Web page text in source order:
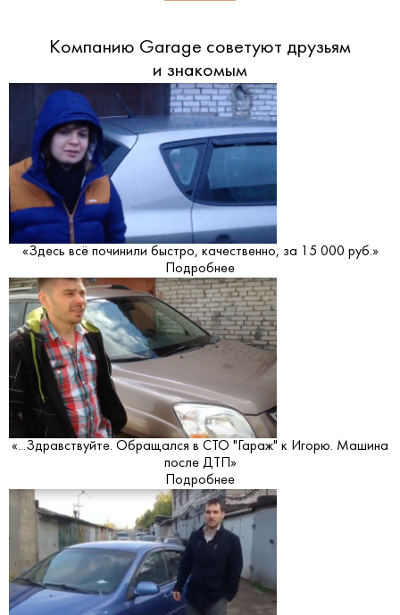
Компанию Garage советуют друзьям
и знакомым
«Здесь всё починили быстро, качественно, за 15 000 руб.»
Подробнее
«...Здравствуйте. Обращался в СТО "Гараж" к Игорю. Машина
после ДТП»
Подробнее